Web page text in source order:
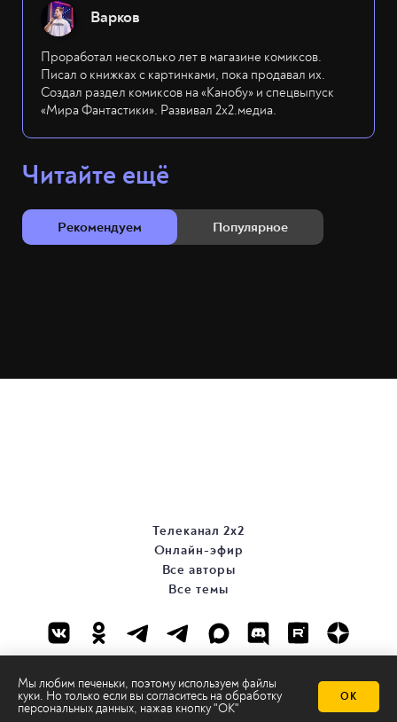
Варков
Проработал несколько лет в магазине комиксов.
Писал о книжках с картинками, пока продавал их.
Создал раздел комиксов на «Канобу» и спецвыпуск
«Мира Фантастики». Развивал 2х2.медиа.
Читайте ещё
Рекомендуем Популярное
Мы любим печеньки, поэтому используем файлы
куки. Но только если вы согласитесь на обработку
персональных данных, нажав кнопку "ОК"
ОК
Телеканал 2х2
Онлайн-эфир
Все авторы
Все темы